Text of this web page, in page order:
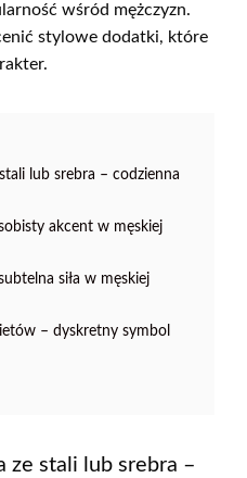
wśród mężczyzn.
stylowe dodatki, które
lub srebra – codzienna
akcent w męskiej
siła w męskiej
– dyskretny symbol
ze stali lub srebra –